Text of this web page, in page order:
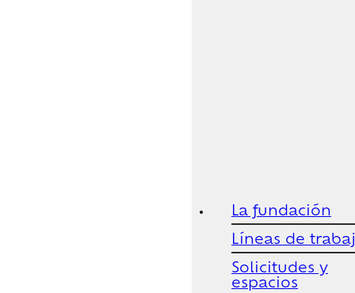
La fundación
Líneas de
Solicitudes y
espacios